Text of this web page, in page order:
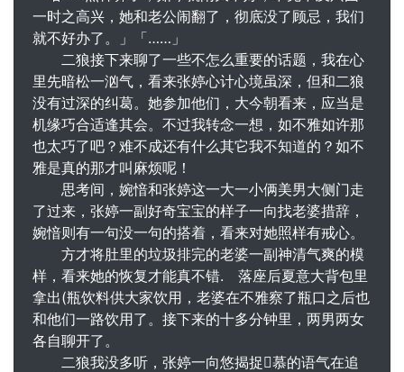
一时之高兴，她和老公闹翻了，彻底没了顾忌，我们
就不好办了。」「……」
二狼接下来聊了一些不怎么重要的话题，我在心
里先暗松一汹气，看来张婷心计心境虽深，但和二狼
没有过深的纠葛。她参加他们，大今朝看来，应当是
机缘巧合适逢其会。不过我转念一想，如不雅如许那
也太巧了吧？难不成还有什么其它我不知道的？如不
雅是真的那才叫麻烦呢！
思考间，婉愔和张婷这一大一小俩美男大侧门走
了过来，张婷一副好奇宝宝的样子一向找老婆措辞，
婉愔则有一句没一句的搭着，看来对她照样有戒心。
方才将肚里的垃圾排完的老婆一副神清气爽的模
样，看来她的恢复才能真不错. 落座后夏意大背包里
拿出(瓶饮料供大家饮用，老婆在不雅察了瓶口之后也
和他们一路饮用了。接下来的十多分钟里，两男两女
各自聊开了。
二狼我没多听，张婷一向悠揭捉慕的语气在追